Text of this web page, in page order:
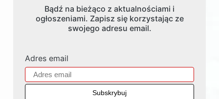
Bądź na bieżąco z aktualnościami i
ogłoszeniami. Zapisz się korzystając ze
swojego adresu email.
Adres email